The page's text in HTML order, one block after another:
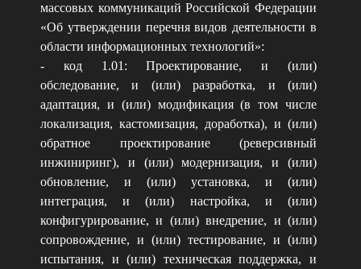
массовых коммуникаций Российской Федерации
«Об утверждении перечня видов деятельности в
области информационных технологий»:
- код 1.01: Проектирование, и (или)
обследование, и (или) разработка, и (или)
адаптация, и (или) модификация (в том числе
локализация, кастомизация, доработка), и (или)
обратное проектирование (реверсивный
инжиниринг), и (или) модернизация, и (или)
обновление, и (или) установка, и (или)
интеграция, и (или) настройка, и (или)
конфигурирование, и (или) внедрение, и (или)
сопровождение, и (или) тестирование, и (или)
испытания, и (или) техническая поддержка, и